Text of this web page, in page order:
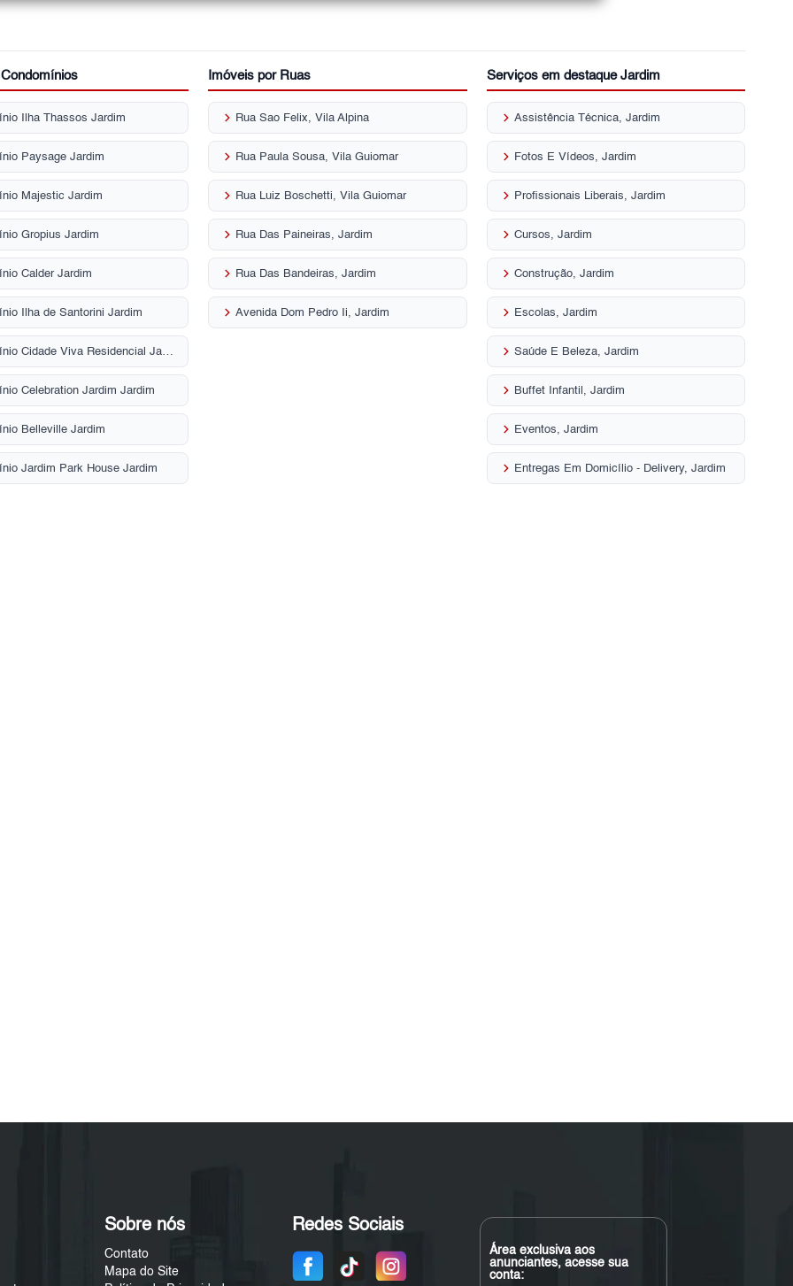
Ilha Thassos Jardim
Paysage Jardim
Majestic Jardim
Gropius Jardim
Calder Jardim
Ilha de Santorini Jardim
Condomínio Cidade Viva Residencial Jardim
Celebration Jardim Jardim
Belleville Jardim
Jardim Park House Jardim
Imóveis por Ruas
keyboard_arrow_right Rua Sao Felix, Vila Alpina
keyboard_arrow_right Rua Paula Sousa, Vila Guiomar
keyboard_arrow_right Rua Luiz Boschetti, Vila Guiomar
keyboard_arrow_right Rua Das Paineiras, Jardim
keyboard_arrow_right Rua Das Bandeiras, Jardim
keyboard_arrow_right Avenida Dom Pedro Ii, Jardim
Serviços em destaque Jardim
keyboard_arrow_right Assistência Técnica, Jardim
keyboard_arrow_right Fotos E Vídeos, Jardim
keyboard_arrow_right Profissionais Liberais, Jardim
keyboard_arrow_right Cursos, Jardim
keyboard_arrow_right Construção, Jardim
keyboard_arrow_right Escolas, Jardim
keyboard_arrow_right Saúde E Beleza, Jardim
keyboard_arrow_right Buffet Infantil, Jardim
keyboard_arrow_right Eventos, Jardim
keyboard_arrow_right Entregas Em Domicílio - Delivery, Jardim
Sobre nós
Contato
Mapa do Site
Redes Sociais
Área exclusiva aos
anunciantes, acesse sua
conta: